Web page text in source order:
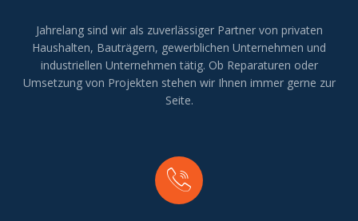
Jahrelang sind wir als zuverlässiger Partner von privaten
Haushalten, Bauträgern, gewerblichen Unternehmen und
industriellen Unternehmen tätig. Ob Reparaturen oder
Umsetzung von Projekten stehen wir Ihnen immer gerne zur
Seite.